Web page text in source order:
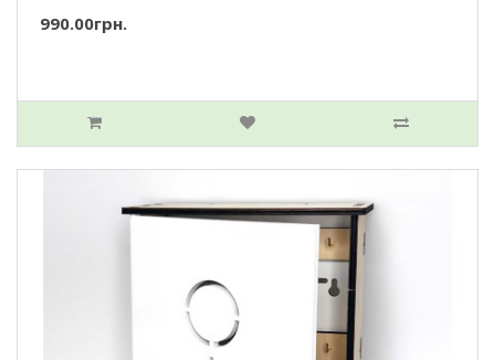
990.00грн.